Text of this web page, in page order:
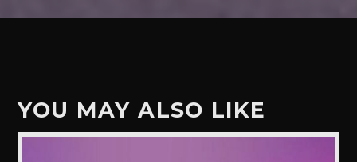
YOU MAY ALSO LIKE